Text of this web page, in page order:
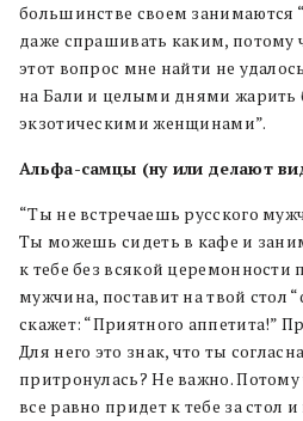
большинстве своем занимаются
даже спрашивать каким, потому
этот вопрос мне найти не
на Бали и целыми днями жарить
экзотическими женщинами”.
Альфа-самцы (ну или делают
“Ты не встречаешь русского
Ты можешь сидеть в кафе и
к тебе без всякой церемонности
мужчина, поставит на твой стол
скажет: “Приятного аппетита!”
Для него это знак, что ты
притронулась? Не важно.
все равно придет к тебе за стол